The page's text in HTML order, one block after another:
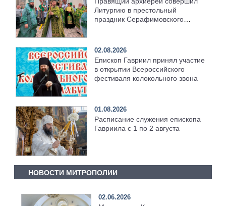
Литургию в престольный
праздник Серафимовского
02.08.2026
Епископ Гавриил принял участие
в открытии Всероссийского
фестиваля колокольного звона
01.08.2026
Расписание служения епископа
Гавриила с 1 по 2 августа
НОВОСТИ МИТРОПОЛИИ
02.06.2026